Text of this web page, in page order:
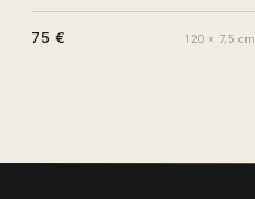
75 € 120 x 7,5 cm